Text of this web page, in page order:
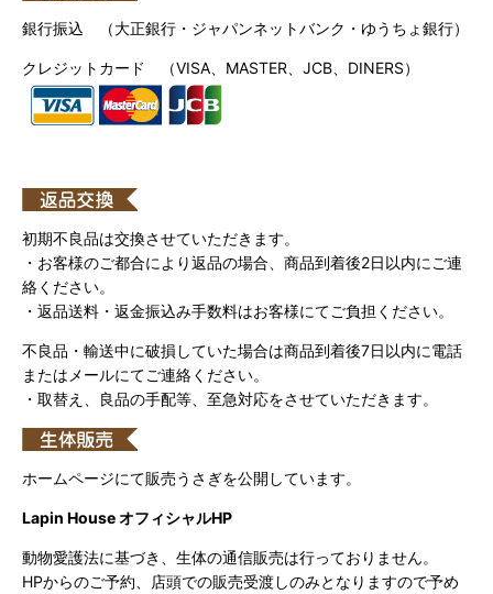
銀行振込 （大正銀行・ジャパンネットバンク・ゆうちょ銀行）
クレジットカード （VISA、MASTER、JCB、DINERS）
初期不良品は交換させていただきます。
・お客様のご都合により返品の場合、商品到着後2日以内にご連
絡ください。
・返品送料・返金振込み手数料はお客様にてご負担ください。
不良品・輸送中に破損していた場合は商品到着後7日以内に電話
またはメールにてご連絡ください。
・取替え、良品の手配等、至急対応をさせていただきます。
ホームページにて販売うさぎを公開しています。
Lapin House オフィシャルHP
動物愛護法に基づき、生体の通信販売は行っておりません。
HPからのご予約、店頭での販売受渡しのみとなりますので予め